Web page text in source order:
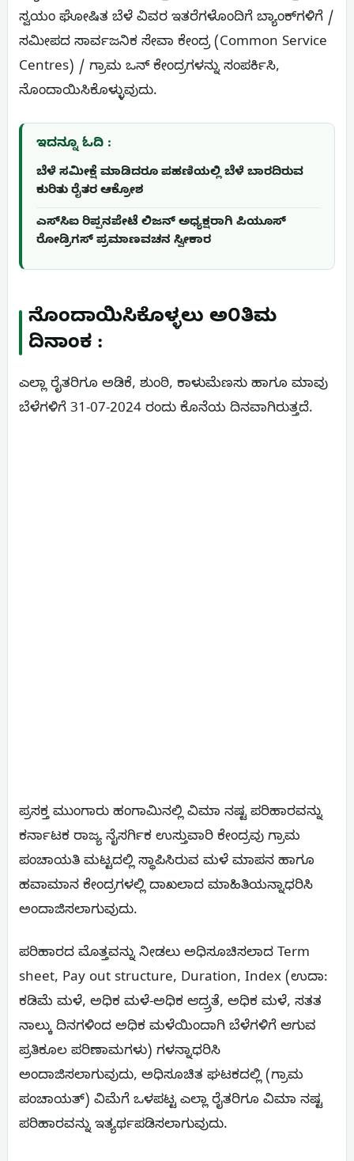
ಸ್ವಯಂ ಘೋಷಿತ ಬೆಳೆ ವಿವರ ಇತರೆಗಳೊಂದಿಗೆ ಬ್ಯಾಂಕ್‌ಗಳಿಗೆ /
ಸಮೀಪದ ಸಾರ್ವಜನಿಕ ಸೇವಾ ಕೇಂದ್ರ (Common Service
Centres) / ಗ್ರಾಮ ಒನ್ ಕೇಂದ್ರಗಳನ್ನು ಸಂಪರ್ಕಿಸಿ,
ನೊಂದಾಯಿಸಿಕೊಳ್ಳುವುದು.
ಇದನ್ನೂ ಓದಿ :
ಬೆಳೆ ಸಮೀಕ್ಷೆ ಮಾಡಿದರೂ ಪಹಣಿಯಲ್ಲಿ ಬೆಳೆ ಬಾರದಿರುವ
ಕುರಿತು ರೈತರ ಆಕ್ರೋಶ
ಎಸ್‌ಸಿಐ ರಿಪ್ಪನಪೇಟೆ ಲಿಜನ್ ಅಧ್ಯಕ್ಷರಾಗಿ ಪಿಯೂಸ್
ರೋಡ್ರಿಗಸ್ ಪ್ರಮಾಣವಚನ ಸ್ವೀಕಾರ
ನೊಂದಾಯಿಸಿಕೊಳ್ಳಲು ಅ೦ತಿಮ
ದಿನಾಂಕ :
ಎಲ್ಲಾ ರೈತರಿಗೂ ಅಡಿಕೆ, ಶುಂಠಿ, ಕಾಳುಮೆಣಸು ಹಾಗೂ ಮಾವು
ಬೆಳೆಗಳಿಗೆ 31-07-2024 ರಂದು ಕೊನೆಯ ದಿನವಾಗಿರುತ್ತದೆ.
ಪ್ರಸಕ್ತ ಮುಂಗಾರು ಹಂಗಾಮಿನಲ್ಲಿ ವಿಮಾ ನಷ್ಟ ಪರಿಹಾರವನ್ನು
ಕರ್ನಾಟಕ ರಾಜ್ಯ ನೈಸರ್ಗಿಕ ಉಸ್ತುವಾರಿ ಕೇಂದ್ರವು ಗ್ರಾಮ
ಪಂಚಾಯತಿ ಮಟ್ಟದಲ್ಲಿ ಸ್ಥಾಪಿಸಿರುವ ಮಳೆ ಮಾಪನ ಹಾಗೂ
ಹವಾಮಾನ ಕೇಂದ್ರಗಳಲ್ಲಿ ದಾಖಲಾದ ಮಾಹಿತಿಯನ್ನಾಧರಿಸಿ
ಅಂದಾಜಿಸಲಾಗುವುದು.
ಪರಿಹಾರದ ಮೊತ್ತವನ್ನು ನೀಡಲು ಅಧಿಸೂಚಿಸಲಾದ Term
sheet, Pay out structure, Duration, Index (ಉದಾ:
ಕಡಿಮೆ ಮಳೆ, ಅಧಿಕ ಮಳೆ-ಅಧಿಕ ಆದ್ರ್ರತೆ, ಅಧಿಕ ಮಳೆ, ಸತತ
ನಾಲ್ಕು ದಿನಗಳಿಂದ ಅಧಿಕ ಮಳೆಯಿಂದಾಗಿ ಬೆಳೆಗಳಿಗೆ ಆಗುವ
ಪ್ರತಿಕೂಲ ಪರಿಣಾಮಗಳು) ಗಳನ್ನಾಧರಿಸಿ
ಅಂದಾಜಿಸಲಾಗುವುದು, ಅಧಿಸೂಚಿತ ಘಟಕದಲ್ಲಿ (ಗ್ರಾಮ
ಪಂಚಾಯತ್) ವಿಮೆಗೆ ಒಳಪಟ್ಟ ಎಲ್ಲಾ ರೈತರಿಗೂ ವಿಮಾ ನಷ್ಟ
ಪರಿಹಾರವನ್ನು ಇತ್ಯರ್ಥಪಡಿಸಲಾಗುವುದು.